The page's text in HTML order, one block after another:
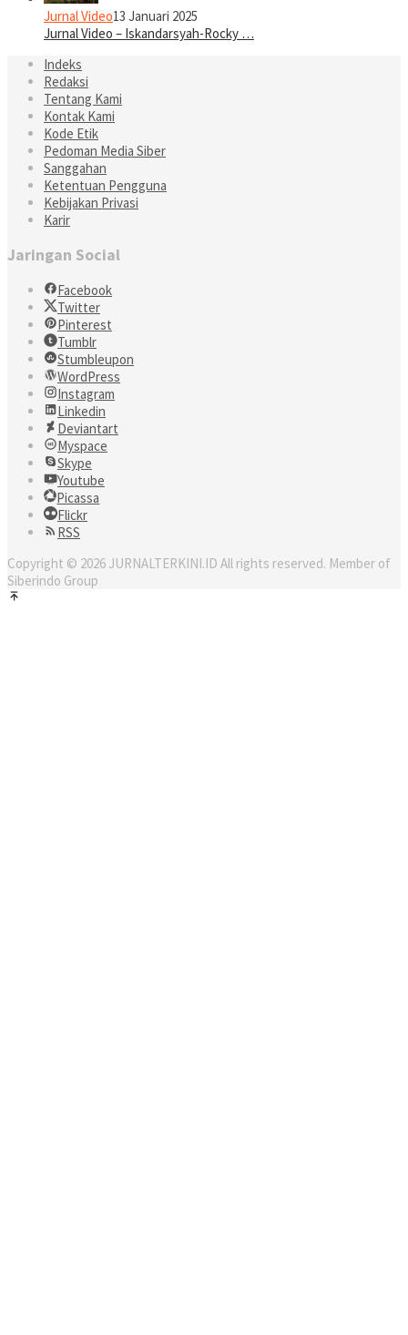
Jurnal Video13 Januari 2025
Jurnal Video – Iskandarsyah-Rocky …
Indeks
Redaksi
Tentang Kami
Kontak Kami
Kode Etik
Pedoman Media Siber
Sanggahan
Ketentuan Pengguna
Kebijakan Privasi
Karir
Jaringan Social
Facebook
Twitter
Pinterest
Tumblr
Stumbleupon
WordPress
Instagram
Linkedin
Deviantart
Myspace
Skype
Youtube
Picassa
Flickr
RSS
Copyright © 2026 JURNALTERKINI.ID All rights reserved. Member of
Siberindo Group